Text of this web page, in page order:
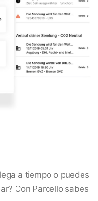
a tiempo o puedes
Con Parcello sabes